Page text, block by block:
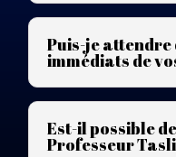
Puis-je
immédiats de
Est-il possible
Professeur